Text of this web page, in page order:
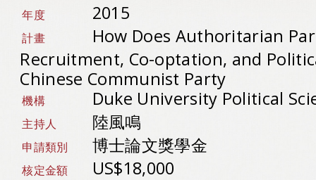
年度 2015
計畫
How Does Authoritarian
Recruitment, Co-optation, and
Chinese Communist Party
機構 Duke University Political
主持人 陸風鳴
申請類別 博士論文獎學金
核定金額 US$18,000